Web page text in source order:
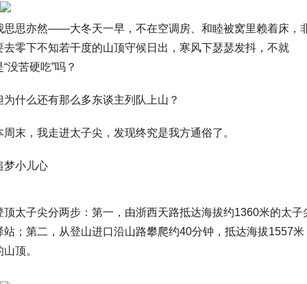
思思亦然——大冬天一早，不在空调房、和睦被窝里赖着床，
去零下不知若干度的山顶守候日出，寒风下瑟瑟发抖，不就
“没苦硬吃”吗？
为什么还有那么多东谈主列队上山？
周末，我走进太子尖，发现终究是我方通俗了。
梦小儿心
顶太子尖分两步：第一，由浙西天路抵达海拔约1360米的太子
站；第二，从登山进口沿山路攀爬约40分钟，抵达海拔1557米
山顶。